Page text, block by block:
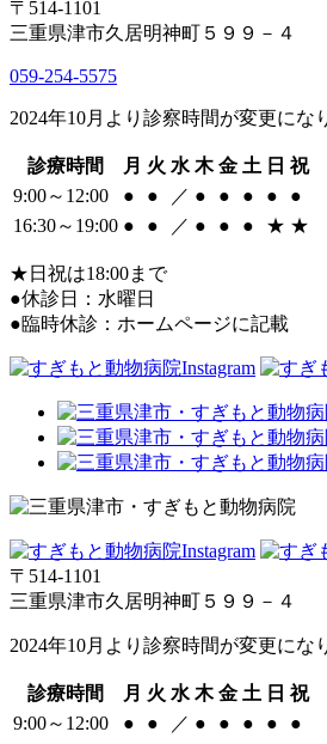
〒514-1101
三重県津市久居明神町５９９－４
059-254-5575
2024年10月より診察時間が変更にな
診療時間 月 火 水 木 金 土 日 祝
9:00～12:00
● ● ／ ● ● ● ●
●
16:30～19:00 ● ● ／ ● ● ● ★ ★
★日祝は18:00まで
●休診日：水曜日
●臨時休診：ホームページに記載
〒514-1101
三重県津市久居明神町５９９－４
2024年10月より診察時間が変更にな
診療時間 月 火 水 木 金 土 日 祝
9:00～12:00
● ● ／ ● ● ● ●
●